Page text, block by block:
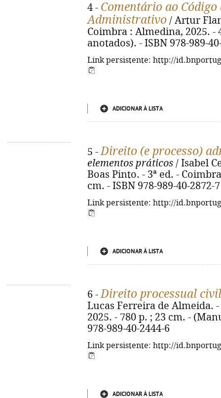
4 - Comentário ao
Administrativo / Artur
Coimbra : Almedina, 2025. -
anotados). - ISBN 978-989-
Link persistente: http://
ADICIONAR À LISTA
5 -Direito (e processo)
elementos práticos / Isabel
Boas Pinto. - 3ª ed. -
cm. - ISBN 978-989-40-2872-7
Link persistente: http://
ADICIONAR À LISTA
6 -Direito processual civil
Lucas Ferreira de Almeida.
2025. - 780 p. ; 23 cm. -
978-989-40-2444-6
Link persistente: http://
ADICIONAR À LISTA